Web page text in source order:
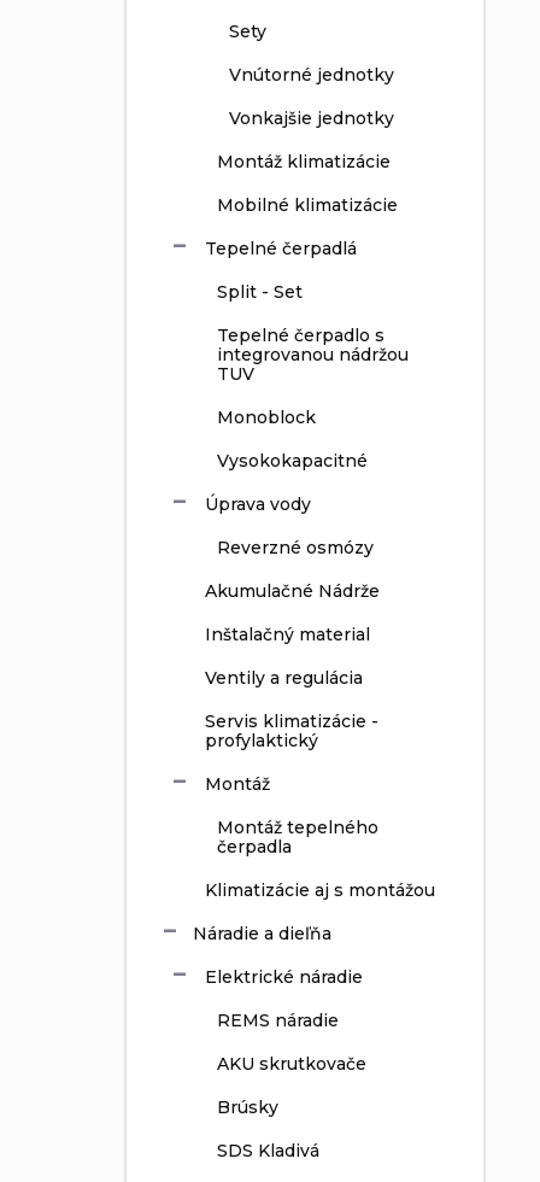
Sety
Vnútorné jednotky
Vonkajšie jednotky
Montáž klimatizácie
Mobilné klimatizácie
Tepelné čerpadlá
Split - Set
Tepelné čerpadlo s
integrovanou nádržou
TUV
Monoblock
Vysokokapacitné
Úprava vody
Reverzné osmózy
Akumulačné Nádrže
Inštalačný material
Ventily a regulácia
Servis klimatizácie -
profylaktický
Montáž
Montáž tepelného
čerpadla
Klimatizácie aj s montážou
Náradie a dieľňa
Elektrické náradie
REMS náradie
AKU skrutkovače
Brúsky
SDS Kladivá